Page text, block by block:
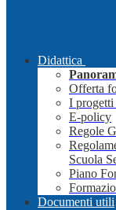
Didattica
Offerta
I progetti
E-policy
Regole
Scuola
Piano
Documenti utili